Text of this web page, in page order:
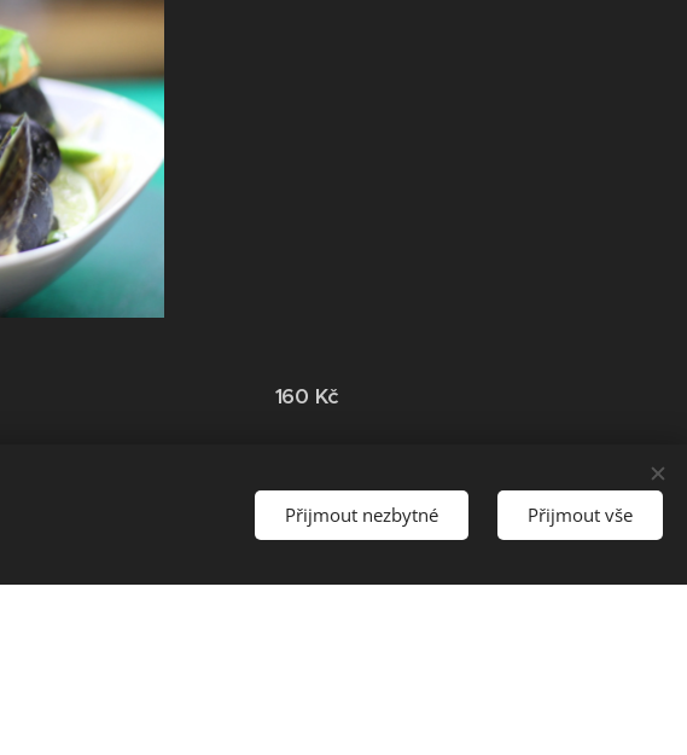
160 Kč
250 Kč
Přijmout nezbytné Přijmout vše